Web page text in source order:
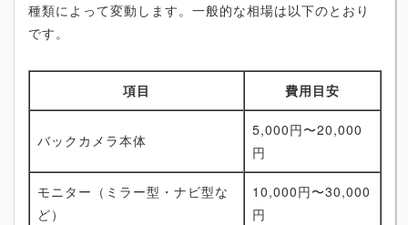
種類によって変動します。一般的な相場は以下のとおり
です。
項目 費用目安
バックカメラ本体
5,000円〜20,000
円
モニター（ミラー型・ナビ型な
ど）
10,000円〜30,000
円